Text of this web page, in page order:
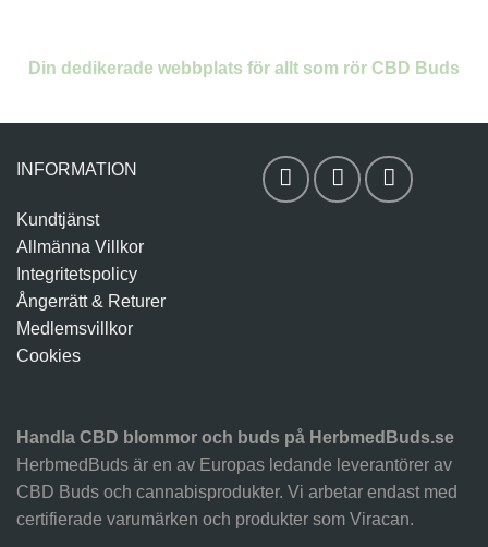
Din dedikerade webbplats för allt som rör CBD Buds
INFORMATION
Kundtjänst
Allmänna Villkor
Integritetspolicy
Ångerrätt & Returer
Medlemsvillkor
Cookies
Handla CBD blommor och buds på HerbmedBuds.se
HerbmedBuds är en av Europas ledande leverantörer av
CBD Buds och cannabisprodukter. Vi arbetar endast med
certifierade varumärken och produkter som Viracan.